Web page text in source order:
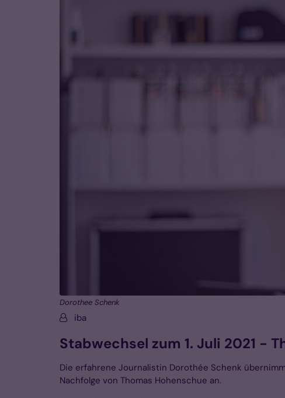
Dorothee Schenk
Von:iba
Stabwechsel zum 1. Juli 2021 -
Die erfahrene Journalistin Dorothée Schenk
Nachfolge von Thomas Hohenschue an.